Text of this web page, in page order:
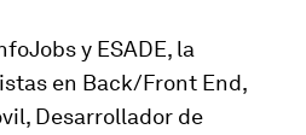
y ESADE, la
en Back/Front End,
Desarrollador de